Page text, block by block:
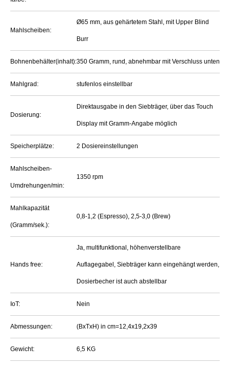
Mahlscheiben:
Ø65 mm, aus gehärtetem Stahl, mit Upper Blind
Burr
Bohnenbehälter(inhalt):350 Gramm, rund, abnehmbar mit Verschluss unten
Mahlgrad: stufenlos einstellbar
Dosierung:
Direktausgabe in den Siebträger, über das Touch
Display mit Gramm-Angabe möglich
Speicherplätze: 2 Dosiereinstellungen
Mahlscheiben-
Umdrehungen/min:
1350 rpm
Mahlkapazität
(Gramm/sek.):
0,8-1,2 (Espresso), 2,5-3,0 (Brew)
Hands free:
Ja, multifunktional, höhenverstellbare
Auflagegabel, Siebträger kann eingehängt werden,
Dosierbecher ist auch abstellbar
IoT: Nein
Abmessungen: (BxTxH) in cm=12,4x19,2x39
Gewicht: 6,5 KG